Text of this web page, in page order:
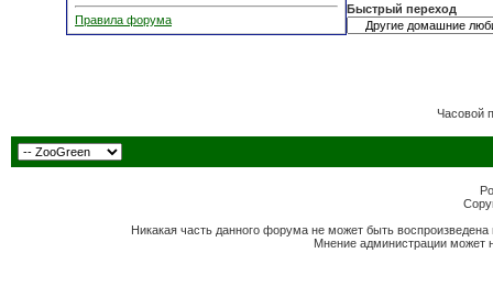
Правила форума
Быстрый переход
Часовой
Никакая часть данного форума не может быть
Мнение администрации может